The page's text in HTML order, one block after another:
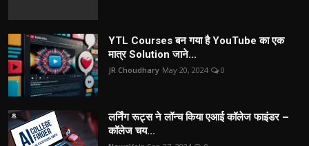
YTL Courses बन गया है YouTube का एक
मात्र Solution जाने...
JR Choudhary May 20, 2024 0
लर्निंग रूट्स ने लॉन्च किया एआई कॉलेज फाइंडर –
कॉलेज चय...